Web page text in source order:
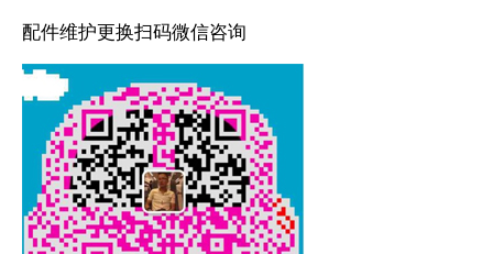
配件维护更换扫码微信咨询